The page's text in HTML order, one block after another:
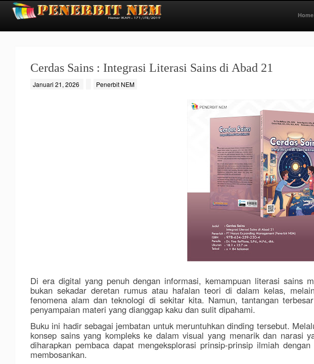
Home
Cerdas Sains : Integrasi Literasi Sains di Abad 21
Januari 21, 2026 Penerbit NEM
Di era digital yang penuh dengan informasi, kemampuan literasi sains
bukan sekadar deretan rumus atau hafalan teori di dalam kelas,
fenomena alam dan teknologi di sekitar kita. Namun, tantangan
penyampaian materi yang dianggap kaku dan sulit dipahami.
Buku ini hadir sebagai jembatan untuk meruntuhkan dinding tersebut.
konsep sains yang kompleks ke dalam visual yang menarik dan narasi
diharapkan pembaca dapat mengeksplorasi prinsip-prinsip ilmiah
membosankan.